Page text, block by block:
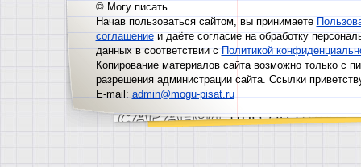
© Могу писать
Начав пользоваться сайтом, вы принимаете
соглашениеи даёте согласие на обработку
данных в соответствии сПолитикой
Копирование материалов сайта возможно только с
разрешения администрации сайта. Ссылки
E-mail:admin@mogu-pisat.ru